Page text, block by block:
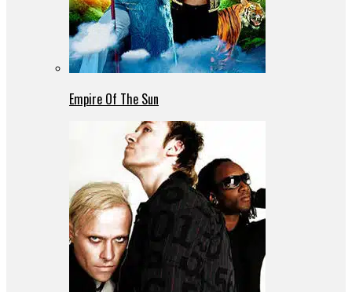
Empire Of The Sun